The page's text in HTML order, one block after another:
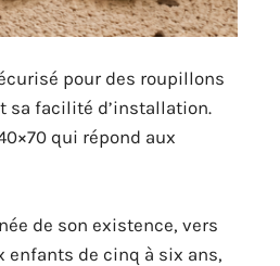
pour des roupillons
sa facilité d’installation.
qui répond aux
de son existence, vers
enfants de cinq à six ans,